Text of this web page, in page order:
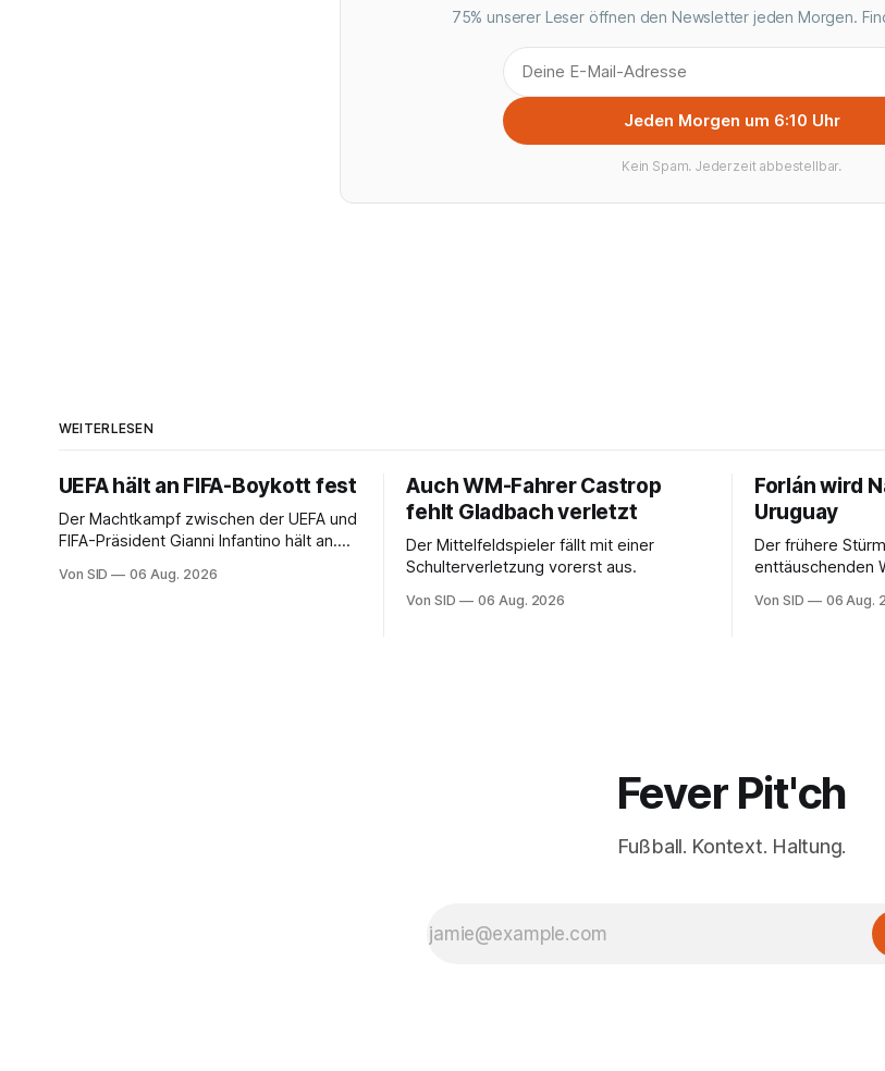
75% unserer Leser öffnen den Newsletter jeden Morgen.
Jeden Morgen um 6:10 Uhr
Kein Spam. Jederzeit abbestellbar.
WEITERLESEN
UEFA hält an FIFA-Boykott fest
Der Machtkampf zwischen der UEFA und
FIFA-Präsident Gianni Infantino hält an.
Von SID 06 Aug. 2026
Auch WM-Fahrer Castrop
fehlt Gladbach verletzt
Der Mittelfeldspieler fällt mit einer
Schulterverletzung vorerst aus.
Von SID 06 Aug. 2026
Forlán wird
Uruguay
Der frühere
enttäuschenden
Von SID 06 Aug.
Fever Pit'ch
Fußball. Kontext. Haltung.